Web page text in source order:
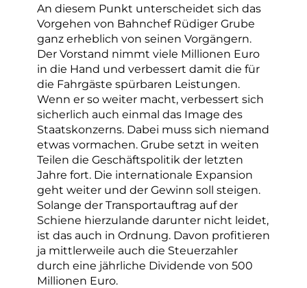
An diesem Punkt unterscheidet sich das
Vorgehen von Bahnchef Rüdiger Grube
ganz erheblich von seinen Vorgängern.
Der Vorstand nimmt viele Millionen Euro
in die Hand und verbessert damit die für
die Fahrgäste spürbaren Leistungen.
Wenn er so weiter macht, verbessert sich
sicherlich auch einmal das Image des
Staatskonzerns. Dabei muss sich niemand
etwas vormachen. Grube setzt in weiten
Teilen die Geschäftspolitik der letzten
Jahre fort. Die internationale Expansion
geht weiter und der Gewinn soll steigen.
Solange der Transportauftrag auf der
Schiene hierzulande darunter nicht leidet,
ist das auch in Ordnung. Davon profitieren
ja mittlerweile auch die Steuerzahler
durch eine jährliche Dividende von 500
Millionen Euro.